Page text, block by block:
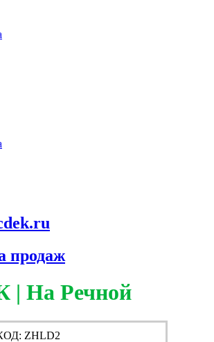
продаж
| На Речной
ZHLD2